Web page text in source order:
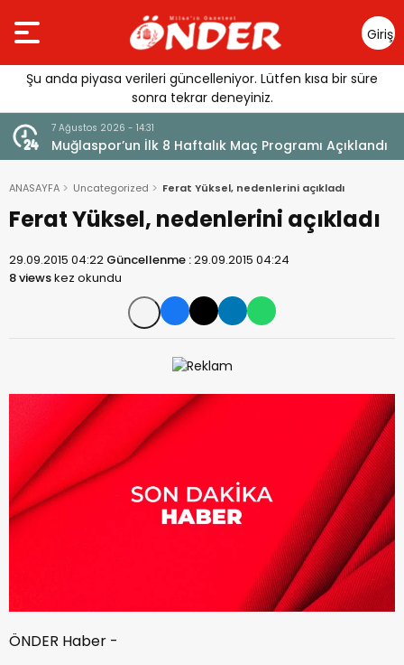
Giriş
Yap
Şu anda piyasa verileri güncelleniyor. Lütfen kısa bir süre
sonra tekrar deneyiniz.
7 Ağustos 2026 - 14:31
Muğlaspor’un İlk 8 Haftalık Maç Programı Açıklandı
ANASAYFA Uncategorized Ferat Yüksel, nedenlerini açıkladı
Ferat Yüksel, nedenlerini açıkladı
29.09.2015 04:22 Güncellenme :29.09.2015 04:24
8 viewskez okundu
ÖNDER Haber -